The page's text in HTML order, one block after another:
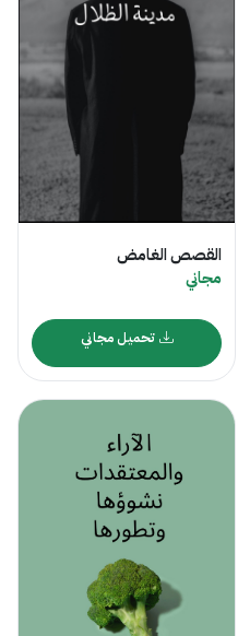
القصص الغامض
مجاني
تحميل مجاني